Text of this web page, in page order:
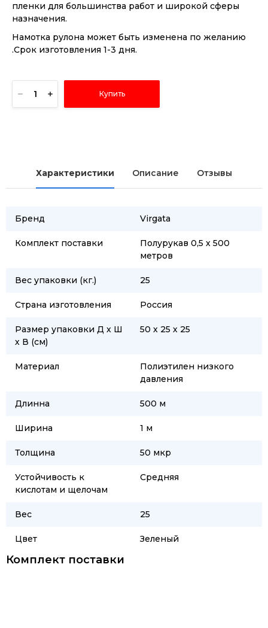
пленки для большинства работ и широкой сферы
назначения.
Намотка рулона может быть изменена по желанию
.Срок изготовления 1-3 дня.
Купить
Характеристики Описание Отзывы
Бренд Virgata
Комплект поставки
Полурукав 0,5 х 500
метров
Вес упаковки (кг.) 25
Страна изготовления Россия
Размер упаковки Д х Ш
х В (см)
50 х 25 х 25
Материал
Полиэтилен низкого
давления
Длинна 500 м
Ширина 1 м
Толщина 50 мкр
Устойчивость к
кислотам и щелочам
Средняя
Вес 25
Цвет Зеленый
Комплект поставки